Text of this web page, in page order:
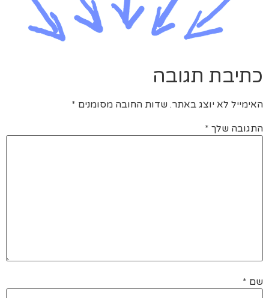
כתיבת תגובה
האימייל לא יוצג באתר. שדות החובה מסומנים *
התגובה שלך *
שם *